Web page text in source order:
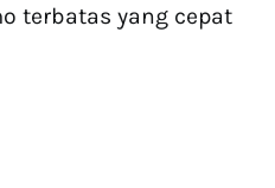
terbatas yang cepat